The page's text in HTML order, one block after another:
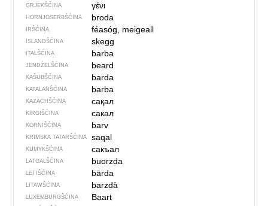
GRJEKŠĆINA γένι
HORNJOSERBŠĆINA broda
IRŠĆINA féasóg, meigeall
ISLANDŠĆINA skegg
ITALŠĆINA barba
JENDŹELŠĆINA beard
KAŠUBŠĆINA barda
KATALANŠĆINA barba
KAZACHŠĆINA сақал
KIRGIŠĆINA сакал
KORNIŠĆINA barv
KRIMSKA TATARŠĆINA saqal
KUMYKŠĆINA сакъал
LATGALŠĆINA buorzda
LETIŠĆINA bārda
LITAWŠĆINA barzdà
LUXEMBURGŠĆINA
Baart